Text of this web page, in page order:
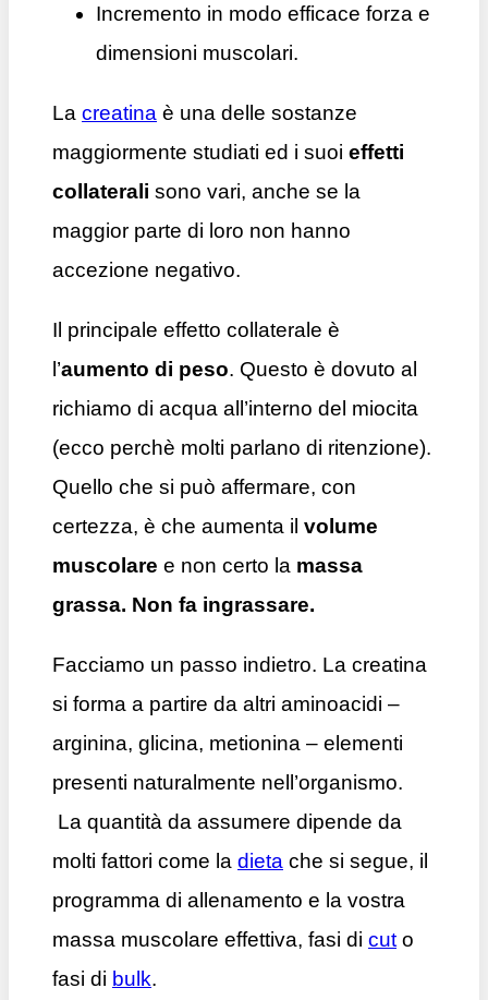
Incremento in modo efficace forza e
dimensioni muscolari.
La creatina è una delle sostanze
maggiormente studiati ed i suoi effetti
collaterali sono vari, anche se la
maggior parte di loro non hanno
accezione negativo.
Il principale effetto collaterale è
l’aumento di peso. Questo è dovuto al
richiamo di acqua all’interno del miocita
(ecco perchè molti parlano di ritenzione).
Quello che si può affermare, con
certezza, è che aumenta il volume
muscolare e non certo la massa
grassa. Non fa ingrassare.
Facciamo un passo indietro. La creatina
si forma a partire da altri aminoacidi –
arginina, glicina, metionina – elementi
presenti naturalmente nell’organismo.
La quantità da assumere dipende da
molti fattori come la dieta che si segue, il
programma di allenamento e la vostra
massa muscolare effettiva, fasi di cut o
fasi di bulk.